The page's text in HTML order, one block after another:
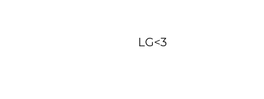
LG<3